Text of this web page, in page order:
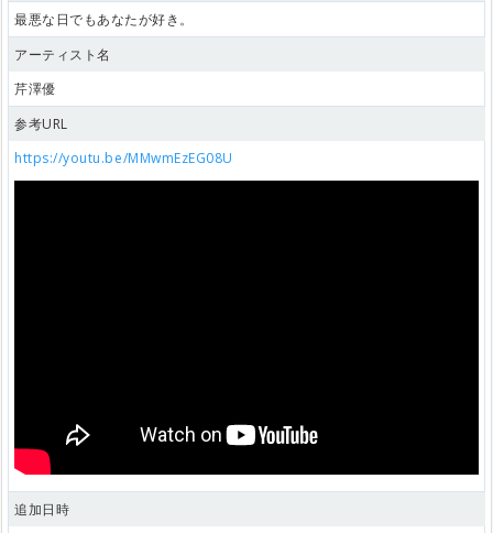
最悪な日でもあなたが好き。
アーティスト名
芹澤優
参考URL
https://youtu.be/MMwmEzEG08U
追加日時